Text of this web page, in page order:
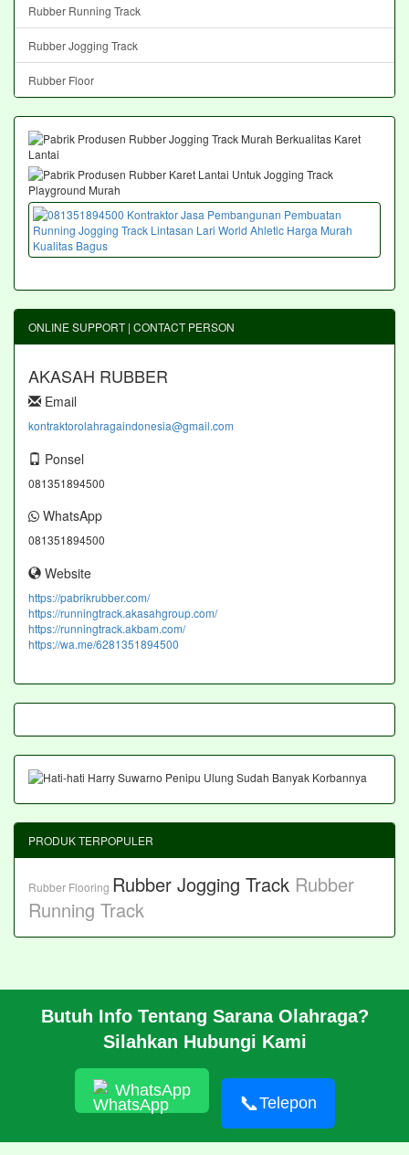
Rubber Running Track
Rubber Jogging Track
Rubber Floor
ONLINE SUPPORT | CONTACT PERSON
AKASAH RUBBER
Email
kontraktorolahragaindonesia@gmail.com
Ponsel
081351894500
WhatsApp
081351894500
Website
https://pabrikrubber.com/
https://runningtrack.akasahgroup.com/
https://runningtrack.akbam.com/
https://wa.me/6281351894500
Butuh Info Tentang Sarana Olahraga?
Silahkan Hubungi Kami
WhatsApp
📞Telepon
PRODUK TERPOPULER
Rubber Flooring Rubber Jogging Track Rubber
Running Track
CARA PESAN
HUBUNGI KAMI
© 2026 https://pabrikrubber.com/ 081351894500 Jasa Pembuatan
Rubber Running Track Lintasan Lari Standar IAAF International